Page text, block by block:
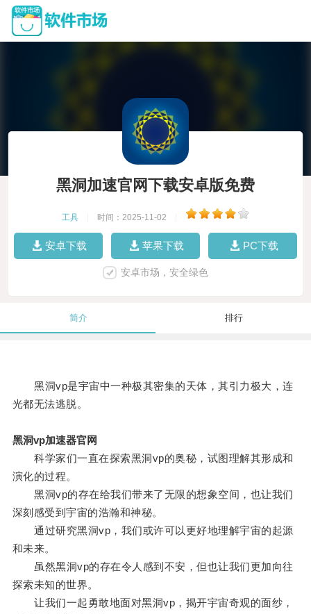
黑洞加速官网下载安卓版免费
工具 时间：2025-11-02
安卓下载 苹果下载 PC下载
安卓市场，安全绿色
简介 排行
黑洞vp是宇宙中一种极其密集的天体，其引力极大，连
光都无法逃脱。
黑洞vp加速器官网
科学家们一直在探索黑洞vp的奥秘，试图理解其形成和
演化的过程。
黑洞vp的存在给我们带来了无限的想象空间，也让我们
深刻感受到宇宙的浩瀚和神秘。
通过研究黑洞vp，我们或许可以更好地理解宇宙的起源
和未来。
虽然黑洞vp的存在令人感到不安，但也让我们更加向往
探索未知的世界。
让我们一起勇敢地面对黑洞vp，揭开宇宙奇观的面纱，